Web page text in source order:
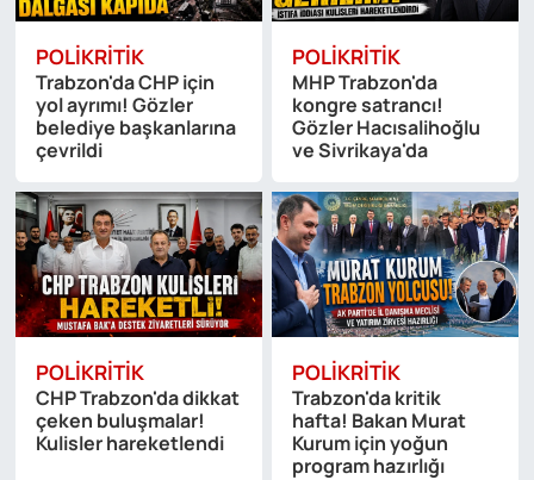
POLIKRITIK
Trabzon'da CHP için
yol ayrımı! Gözler
belediye başkanlarına
çevrildi
POLIKRITIK
MHP Trabzon'da
kongre satrancı!
Gözler Hacısalihoğlu
ve Sivrikaya'da
POLIKRITIK
CHP Trabzon'da dikkat
çeken buluşmalar!
Kulisler hareketlendi
POLIKRITIK
Trabzon'da kritik
hafta! Bakan Murat
Kurum için yoğun
program hazırlığı